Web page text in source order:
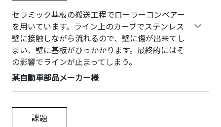
セラミック基板の搬送工程でローラーコンベアー
を用いています。ライン上のカーブでステンレス
壁に接触しながら流れるので、壁に傷が出来てし
まい、壁に基板がひっかかります。最終的にはそ
の影響でラインが止まってしまう。
某自動車部品メーカー様
課題